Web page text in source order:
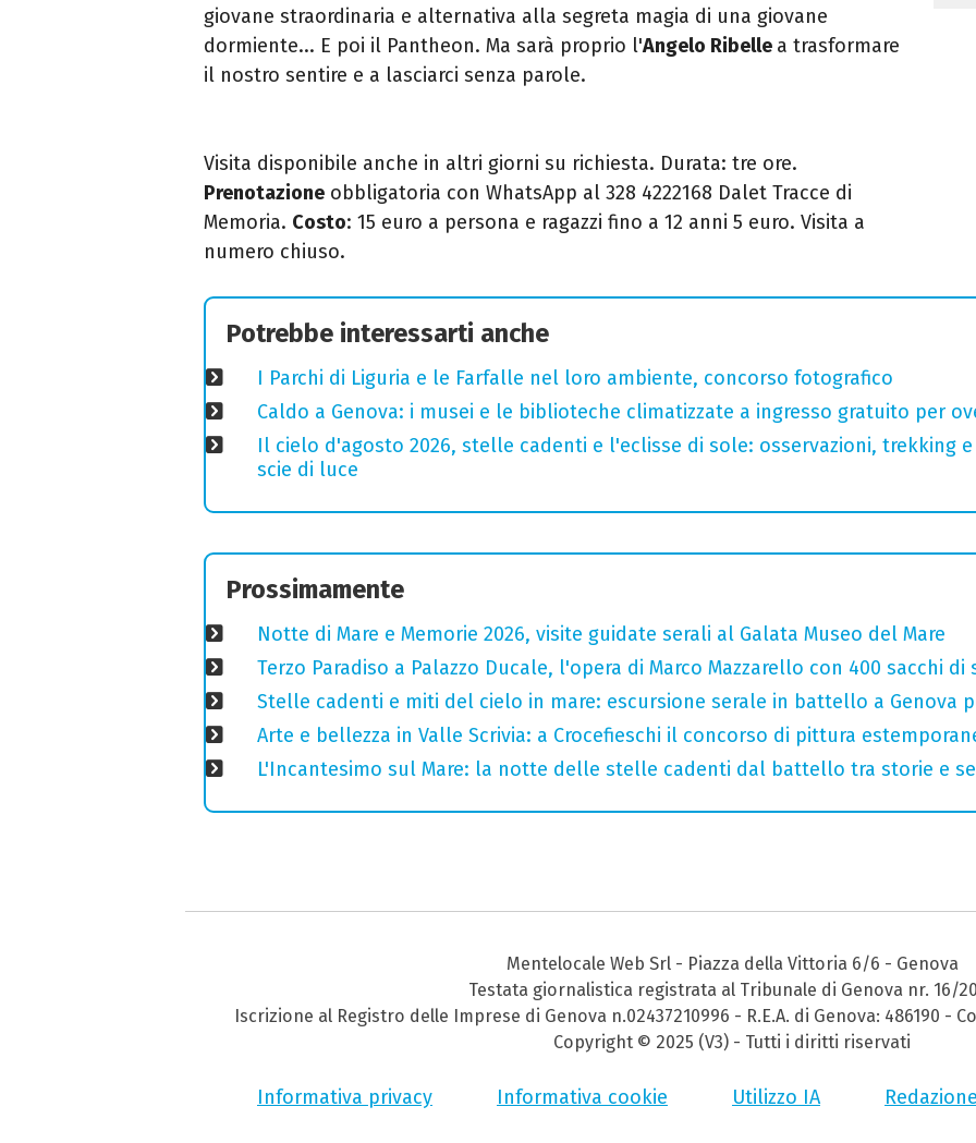
giovane straordinaria e alternativa alla segreta magia di una giovane
dormiente... E poi il Pantheon. Ma sarà proprio l'Angelo Ribelle a trasformare
il nostro sentire e a lasciarci senza parole.
Visita disponibile anche in altri giorni su richiesta. Durata: tre ore.
Prenotazione obbligatoria con WhatsApp al 328 4222168 Dalet Tracce di
Memoria. Costo: 15 euro a persona e ragazzi fino a 12 anni 5 euro. Visita a
numero chiuso.
Potrebbe interessarti anche
I Parchi di Liguria e le Farfalle nel loro ambiente, concorso fotografico
Caldo a Genova: i musei e le biblioteche climatizzate a ingresso gratuito per
Il cielo d'agosto 2026, stelle cadenti e l'eclisse di sole: osservazioni, trekking
scie di luce
Prossimamente
Notte di Mare e Memorie 2026, visite guidate serali al Galata Museo del Mare
Terzo Paradiso a Palazzo Ducale, l'opera di Marco Mazzarello con 400 sacchi di
Stelle cadenti e miti del cielo in mare: escursione serale in battello a Genova
Arte e bellezza in Valle Scrivia: a Crocefieschi il concorso di pittura
L'Incantesimo sul Mare: la notte delle stelle cadenti dal battello tra storie e
Mentelocale Web Srl - Piazza della Vittoria 6/6 - Genova
Testata giornalistica registrata al Tribunale di Genova nr. 16/
Iscrizione al Registro delle Imprese di Genova n.02437210996 - R.E.A. di Genova: 486190 -
Copyright © 2025 (V3) - Tutti i diritti riservati
Informativa privacy Informativa cookie Utilizzo IA Redazione